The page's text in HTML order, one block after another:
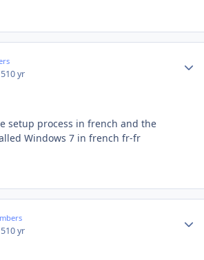
10 yr
setup process in french and the
Windows 7 in french fr-fr
10 yr